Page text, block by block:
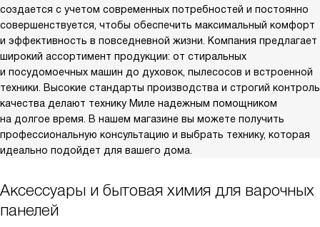
создается с учетом современных потребностей и постоянно
совершенствуется, чтобы обеспечить максимальный комфорт
и эффективность в повседневной жизни. Компания предлагает
широкий ассортимент продукции: от стиральных
и посудомоечных машин до духовок, пылесосов и встроенной
техники. Высокие стандарты производства и строгий контроль
качества делают технику Миле надежным помощником
на долгое время. В нашем магазине вы можете получить
профессиональную консультацию и выбрать технику, которая
идеально подойдет для вашего дома.
Аксессуары и бытовая химия для варочных
панелей